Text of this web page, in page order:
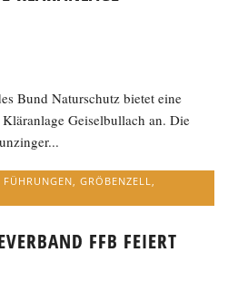
Bund Naturschutz bietet eine
Geiselbullach an. Die
FÜHRUNGEN ,GRÖBENZELL
FFB FEIERT